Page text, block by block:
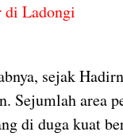
di Ladongi
sejak
Sejumlah area
di duga kuat